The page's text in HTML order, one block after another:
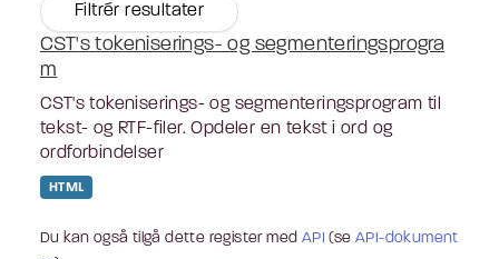
Filtrér resultater
CST's tokeniserings- og segmenteringsprogra
m
CST's tokeniserings- og segmenteringsprogram til
tekst- og RTF-filer. Opdeler en tekst i ord og
ordforbindelser
HTML
Du kan også tilgå dette register med API (seAPI-dokument